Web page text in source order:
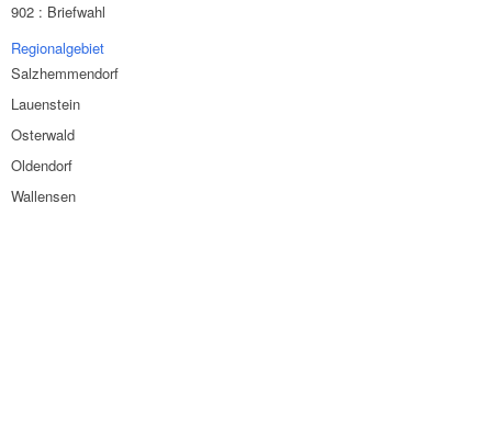
902 : Briefwahl
Regionalgebiet
Salzhemmendorf
Lauenstein
Osterwald
Oldendorf
Wallensen